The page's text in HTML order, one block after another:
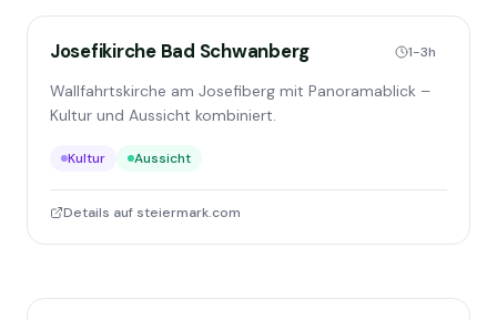
Josefikirche Bad Schwanberg 1-3h
Wallfahrtskirche am Josefiberg mit Panoramablick –
Kultur und Aussicht kombiniert.
Kultur Aussicht
Details auf steiermark.com